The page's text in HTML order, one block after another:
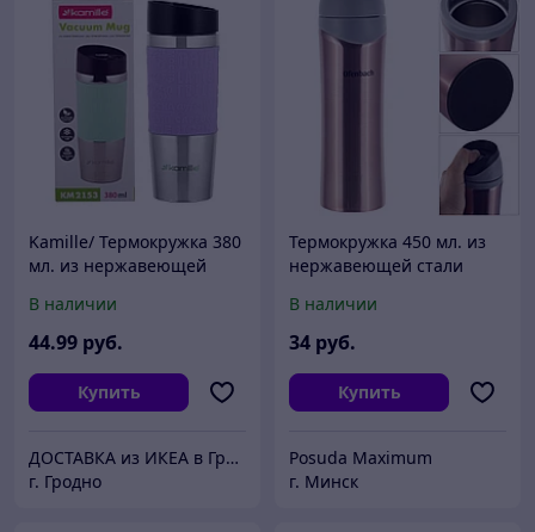
Kamille/ Термокружка 380
мл. из нержавеющей
В наличии
44.99 руб.
Купить
ДОСТАВКА из ИКЕА в Гродно
г. Гродно
Термокружка 450 мл. из
нержавеющей стали
В наличии
34 руб.
Купить
Posuda Maximum
г. Минск